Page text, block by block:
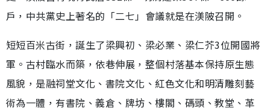
戶，中共黨史上著名的「二七」會議就是在渼陂召開。
短短百米古街，誕生了梁興初、梁必業、梁仁芥3位開國將
軍。古村臨水而築，依巷伸展，整個村落基本保持原生態
風貌，是融祠堂文化、書院文化、紅色文化和明清雕刻藝
術為一體，有書院、義倉、牌坊、樓閣、碼頭、教堂、革